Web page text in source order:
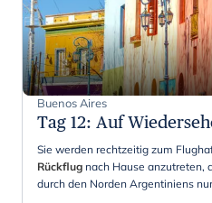
Buenos Aires
Tag 12: Auf
Sie werden rechtzeitig zum
Rückflug nach Hause anzutreten,
durch den Norden Argentiniens